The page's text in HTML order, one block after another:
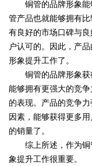
铜管的品牌形象能
管产品也就能够拥有
有良好的市场口碑与
户认可的。因此，产
形象提升工作了。
铜管的品牌形象获
能够拥有更强大的竞
的表现。产品的竞争
因素，能够获得更多
的销量了。
综上所述，作为铜
象提升工作很重要。